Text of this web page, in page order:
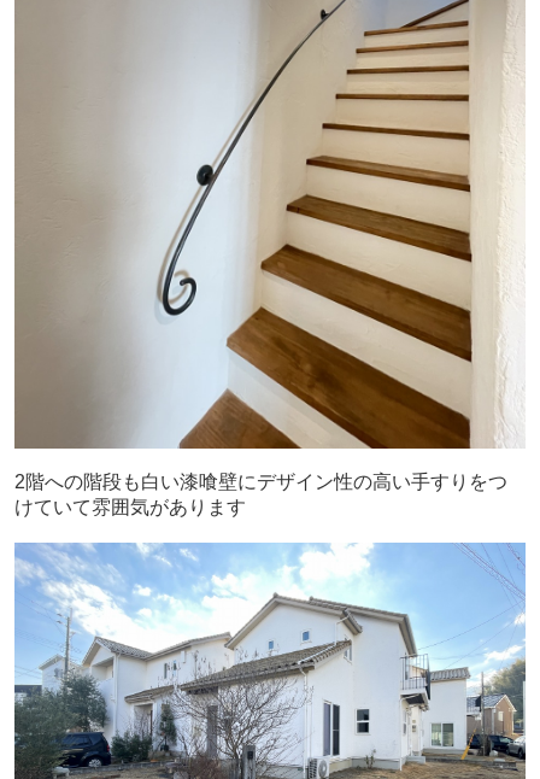
2階への階段も白い漆喰壁にデザイン性の高い手すりをつ
けていて雰囲気があります